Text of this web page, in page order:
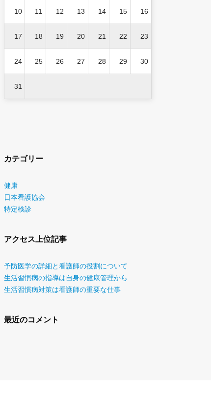
10 11 12 13 14 15 16
17 18 19 20 21 22 23
24 25 26 27 28 29 30
31
カテゴリー
健康
日本看護協会
特定検診
アクセス上位記事
予防医学の詳細と看護師の役割について
生活習慣病の指導は自身の健康管理から
生活習慣病対策は看護師の重要な仕事
最近のコメント